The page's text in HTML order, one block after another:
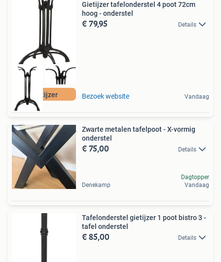
Gietijzer
Gietijzer tafelonderstel 4 poot 72cm
hoog - onderstel
€ 79,95 Details
Bezoek website Vandaag
Zwarte metalen tafelpoot - X-vormig
onderstel
€ 75,00 Details
Denekamp
Dagtopper
Vandaag
Tafelonderstel gietijzer 1 poot bistro 3 -
tafel onderstel
€ 85,00 Details